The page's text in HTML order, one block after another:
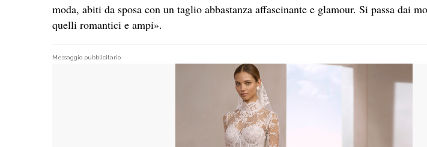
moda, abiti da sposa con un taglio abbastanza affascinante e glamour. Si passa dai
quelli romantici e ampi».
Messaggio pubblicitario